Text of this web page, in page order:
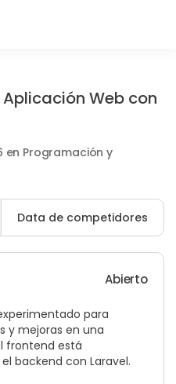
Web con
en Programación y
Data de competidores
Abierto
para
y mejoras en una
frontend está
backend con Laravel.